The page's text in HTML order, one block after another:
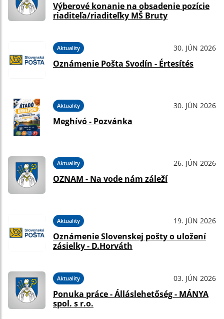
Výberové konanie na obsadenie pozície
riaditeľa/riaditeľky MŠ Bruty
Aktuality 30. JÚN 2026
Oznámenie Pošta Svodín - Értesítés
Aktuality 30. JÚN 2026
Meghívó - Pozvánka
Aktuality 26. JÚN 2026
OZNAM - Na vode nám záleží
Aktuality 19. JÚN 2026
Oznámenie Slovenskej pošty o uložení
zásielky - D.Horváth
Aktuality 03. JÚN 2026
Ponuka práce - Álláslehetőség - MÁNYA
spol. s r.o.